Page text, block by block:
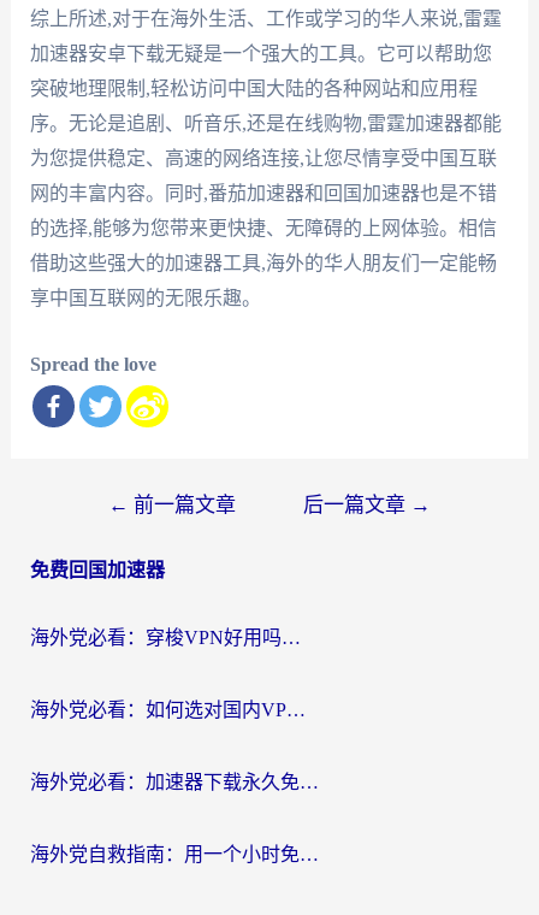
综上所述,对于在海外生活、工作或学习的华人来说,雷霆
加速器安卓下载无疑是一个强大的工具。它可以帮助您
突破地理限制,轻松访问中国大陆的各种网站和应用程
序。无论是追剧、听音乐,还是在线购物,雷霆加速器都能
为您提供稳定、高速的网络连接,让您尽情享受中国互联
网的丰富内容。同时,番茄加速器和回国加速器也是不错
的选择,能够为您带来更快捷、无障碍的上网体验。相信
借助这些强大的加速器工具,海外的华人朋友们一定能畅
享中国互联网的无限乐趣。
Spread the love
导
← 前一篇文章 后一篇文章 →
免费回国加速器
海外党必看：穿梭VPN好用吗？和云帆VPN对比哪个回国效果更好？附真实测评+避坑指南
海外党必看：如何选对国内VPN，实现无缝访问国内资源？
海外党必看：加速器下载永久免费版真的存在吗？教你无缝访问国内资源的正确姿势
海外党自救指南：用一个小时免费加速器，轻松打破国内资源访问壁垒？